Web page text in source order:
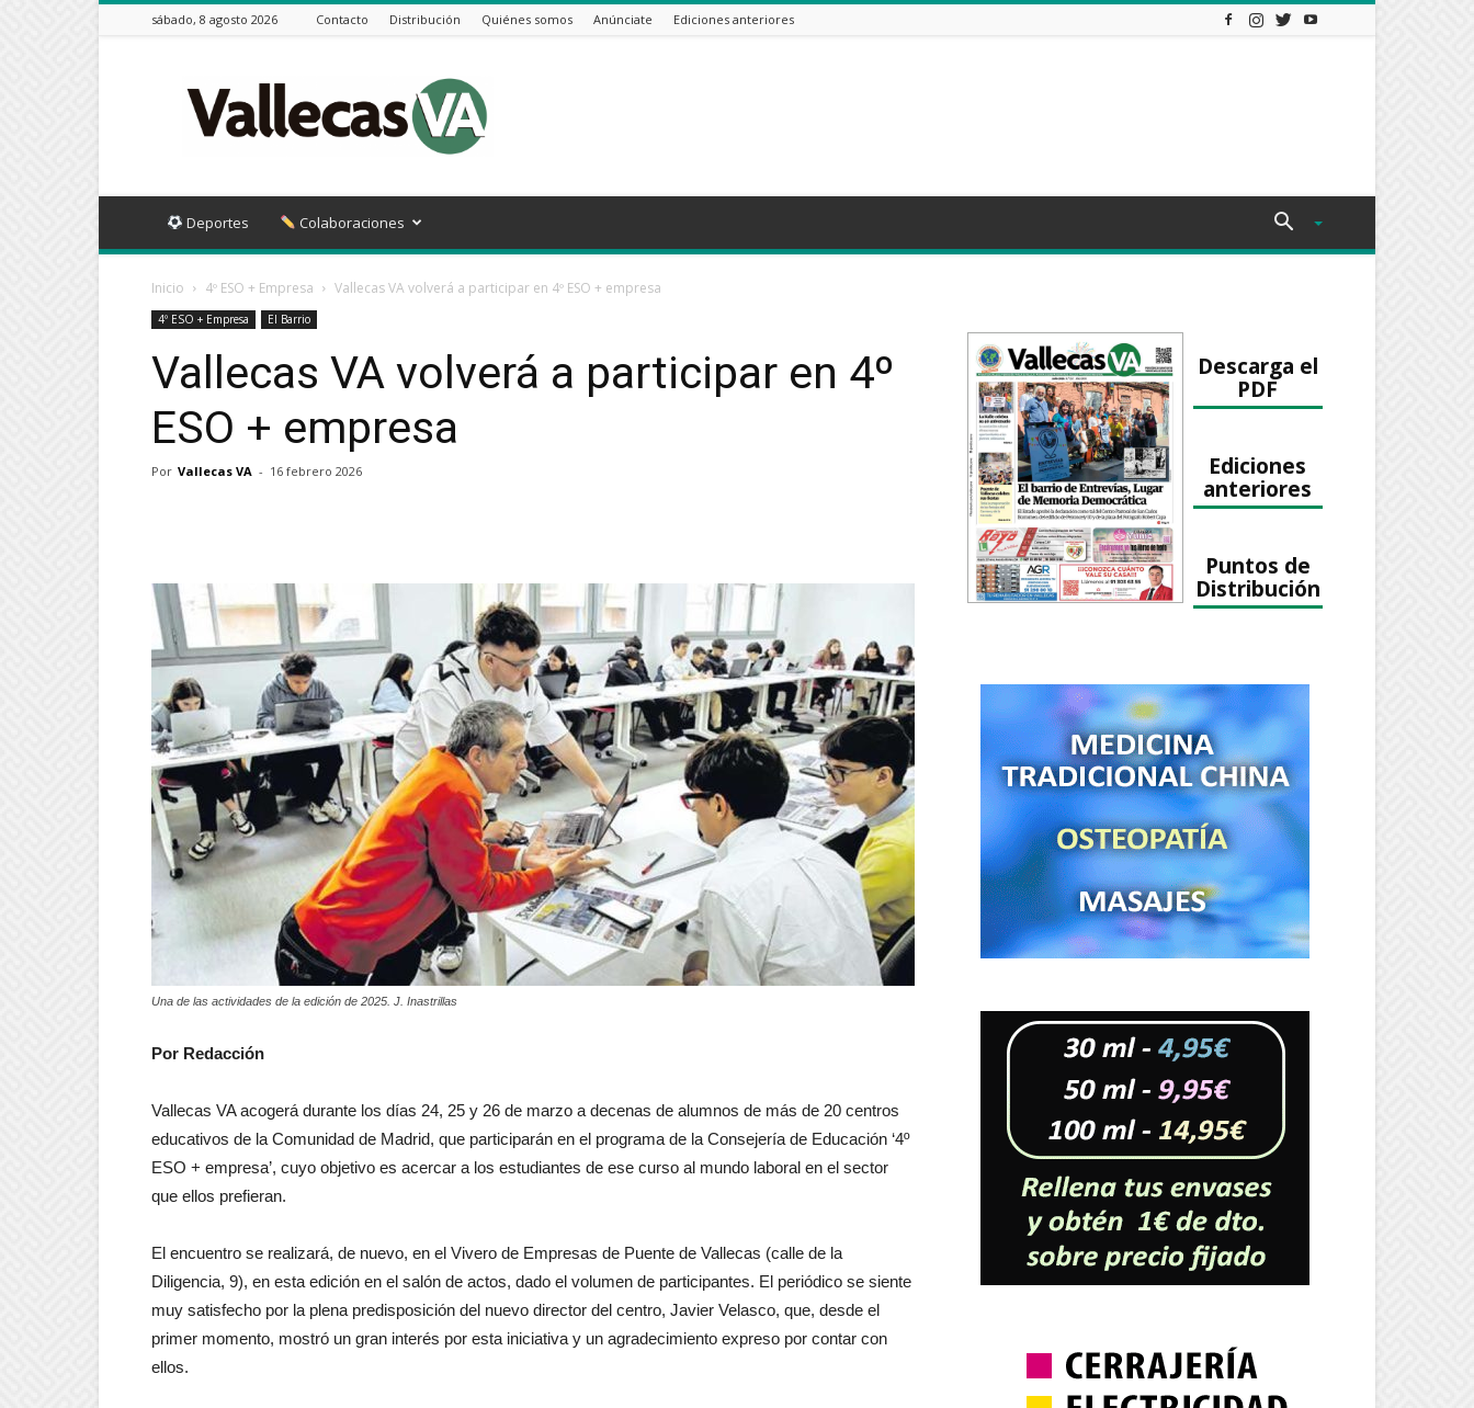
sábado, 8 agosto 2026 Contacto Distribución Quiénes somos Anúnciate Ediciones anteriores
VA
Deportes Colaboraciones
Inicio 4º ESO + Empresa Vallecas VA volverá a participar en 4º ESO + empresa
4º ESO + Empresa El Barrio
Vallecas VA volverá a participar en 4º
ESO + empresa
Por Vallecas VA - 16 febrero 2026
Una de las actividades de la edición de 2025. J. Inastrillas
Por Redacción
Vallecas VA acogerá durante los días 24, 25 y 26 de marzo a decenas de alumnos de más de 20 centros
educativos de la Comunidad de Madrid, que participarán en el programa de la Consejería de Educación ‘4º
ESO + empresa’, cuyo objetivo es acercar a los estudiantes de ese curso al mundo laboral en el sector
que ellos prefieran.
El encuentro se realizará, de nuevo, en el Vivero de Empresas de Puente de Vallecas (calle de la
Diligencia, 9), en esta edición en el salón de actos, dado el volumen de participantes. El periódico se siente
muy satisfecho por la plena predisposición del nuevo director del centro, Javier Velasco, que, desde el
primer momento, mostró un gran interés por esta iniciativa y un agradecimiento expreso por contar con
ellos.
Descarga el
PDF
Ediciones
anteriores
Puntos de
Distribución